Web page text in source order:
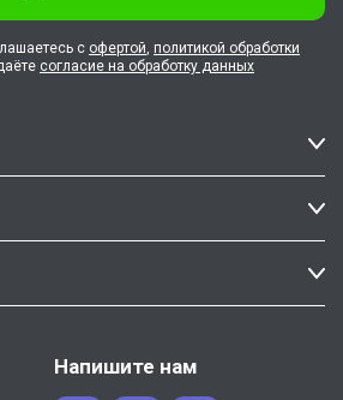
Напишите нам
с офертой, политикой обработки
согласие на обработку данных